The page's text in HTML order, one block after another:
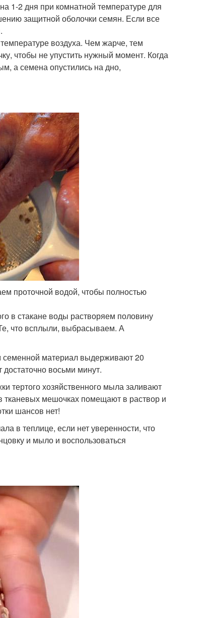
1-2 дня при комнатной температуре для
защитной оболочки семян. Если все
воздуха. Чем жарче, тем
чтобы не упустить нужный момент. Когда
а семена опустились на дно,
проточной водой, чтобы полностью
в стакане воды растворяем половину
что всплыли, выбрасываем. А
семенной материал выдерживают 20
восьми минут.
тертого хозяйственного мыла заливают
тканевых мешочках помещают в раствор и
шансов нет!
в теплице, если нет уверенности, что
и мыло и воспользоваться